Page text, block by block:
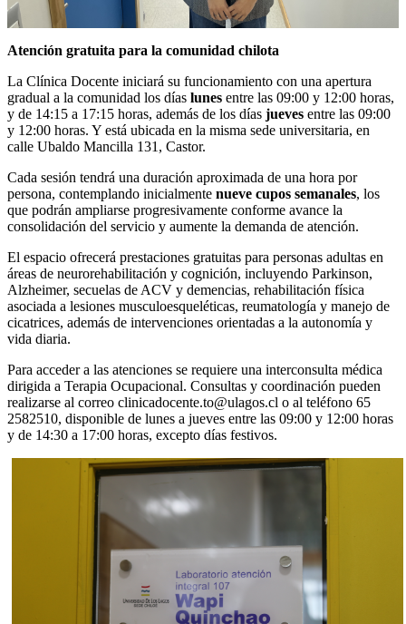
Atención gratuita para la comunidad chilota
La Clínica Docente iniciará su funcionamiento con una apertura
gradual a la comunidad los días lunes entre las 09:00 y 12:00 horas,
y de 14:15 a 17:15 horas, además de los días jueves entre las 09:00
y 12:00 horas. Y está ubicada en la misma sede universitaria, en
calle Ubaldo Mancilla 131, Castor.
Cada sesión tendrá una duración aproximada de una hora por
persona, contemplando inicialmente nueve cupos semanales, los
que podrán ampliarse progresivamente conforme avance la
consolidación del servicio y aumente la demanda de atención.
El espacio ofrecerá prestaciones gratuitas para personas adultas en
áreas de neurorehabilitación y cognición, incluyendo Parkinson,
Alzheimer, secuelas de ACV y demencias, rehabilitación física
asociada a lesiones musculoesqueléticas, reumatología y manejo de
cicatrices, además de intervenciones orientadas a la autonomía y
vida diaria.
Para acceder a las atenciones se requiere una interconsulta médica
dirigida a Terapia Ocupacional. Consultas y coordinación pueden
realizarse al correo clinicadocente.to@ulagos.cl o al teléfono 65
2582510, disponible de lunes a jueves entre las 09:00 y 12:00 horas
y de 14:30 a 17:00 horas, excepto días festivos.